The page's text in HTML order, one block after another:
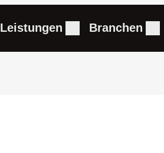
Leistungen
Branchen